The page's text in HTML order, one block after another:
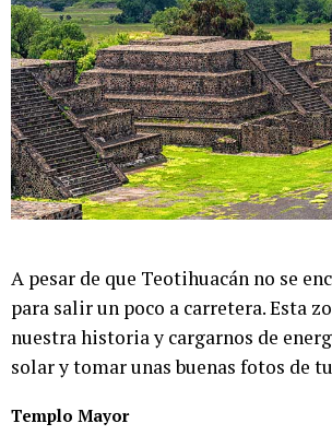
A pesar de que Teotihuacán no se
para salir un poco a carretera. Esta
nuestra historia y cargarnos de
solar y tomar unas buenas fotos de
Templo Mayor